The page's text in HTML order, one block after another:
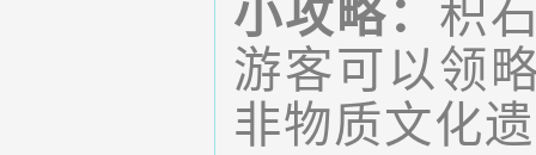
小攻略： 积
游客可以领
非物质文化